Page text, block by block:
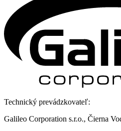
Technický prevádzkovateľ:
Galileo Corporation s.r.o., Čierna